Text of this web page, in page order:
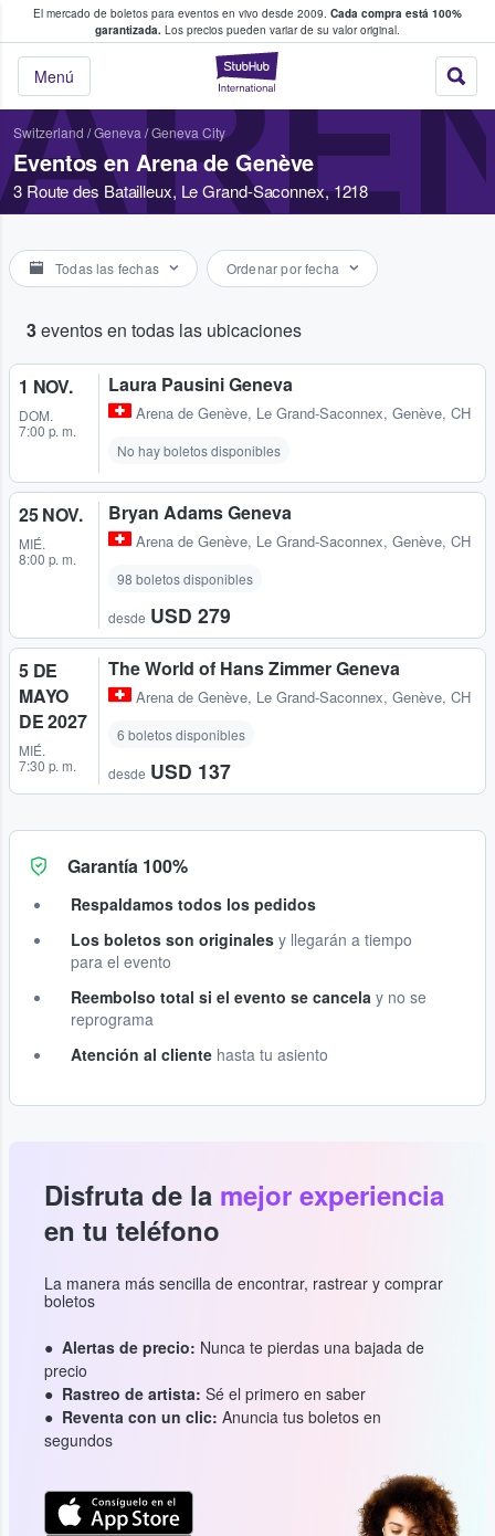
El mercado de boletos para eventos en vivo desde 2009. Cada compra está 100%
garantizada. Los precios pueden variar de su valor original.
StubHub: donde
Menú
fans compran y venden boletos
Switzerland /Geneva /Geneva City
Eventos en Arena de Genève
3 Route des Batailleux, Le Grand-Saconnex, 1218
Todas las fechas Ordenar por fecha
3eventos en todas las ubicaciones
1 NOV.
DOM.
7:00 p. m.
Laura Pausini Geneva
Arena de Genève, Le Grand-Saconnex, Genève, CH
No hay boletos disponibles
25 NOV.
MIÉ.
8:00 p. m.
Bryan Adams Geneva
Arena de Genève, Le Grand-Saconnex, Genève, CH
98 boletos disponibles
desde USD 279
5 DE
MAYO
DE 2027
MIÉ.
7:30 p. m.
The World of Hans Zimmer Geneva
Arena de Genève, Le Grand-Saconnex, Genève, CH
6 boletos disponibles
desde USD 137
Garantía 100%
Respaldamos todos los pedidos
Los boletos son originales y llegarán a tiempo
para el evento
Reembolso total si el evento se cancela y no se
reprograma
Atención al cliente hasta tu asiento
Disfruta de la mejor experiencia
en tu teléfono
La manera más sencilla de encontrar, rastrear y comprar
boletos
Alertas de precio: Nunca te pierdas una bajada de
precio
Rastreo de artista: Sé el primero en saber
Reventa con un clic: Anuncia tus boletos en
segundos